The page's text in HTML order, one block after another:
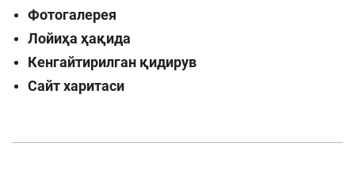
Фотогалерея
Лойиҳа ҳақида
Кенгайтирилган қидирув
Сайт харитаси